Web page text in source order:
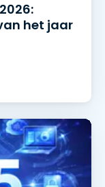
het jaar